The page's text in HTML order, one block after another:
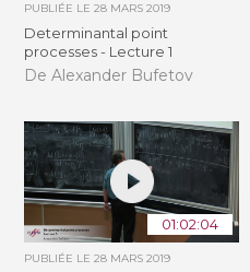
PUBLIÉE LE28 MARS 2019
Determinantal point
processes - Lecture 1
De Alexander Bufetov
01:02:04
PUBLIÉE LE28 MARS 2019